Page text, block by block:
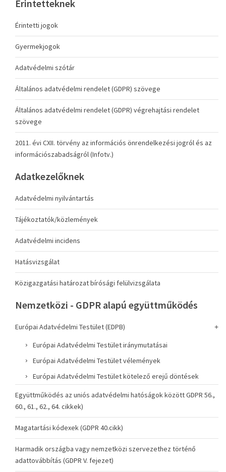
Érintetteknek
Érintetti jogok
Gyermekjogok
Adatvédelmi szótár
Általános adatvédelmi rendelet (GDPR) szövege
Általános adatvédelmi rendelet (GDPR) végrehajtási rendelet
szövege
2011. évi CXII. törvény az információs önrendelkezési jogról és az
információszabadságról (Infotv.)
Adatkezelőknek
Adatvédelmi nyilvántartás
Tájékoztatók/közlemények
Adatvédelmi incidens
Hatásvizsgálat
Közigazgatási határozat bírósági felülvizsgálata
Nemzetközi - GDPR alapú együttműködés
Európai Adatvédelmi Testület (EDPB)
Európai Adatvédelmi Testület iránymutatásai
Európai Adatvédelmi Testület vélemények
Európai Adatvédelmi Testület kötelező erejű döntések
Együttműködés az uniós adatvédelmi hatóságok között GDPR 56.,
60., 61., 62., 64. cikkek)
Magatartási kódexek (GDPR 40.cikk)
Harmadik országba vagy nemzetközi szervezethez történő
adattovábbítás (GDPR V. fejezet)